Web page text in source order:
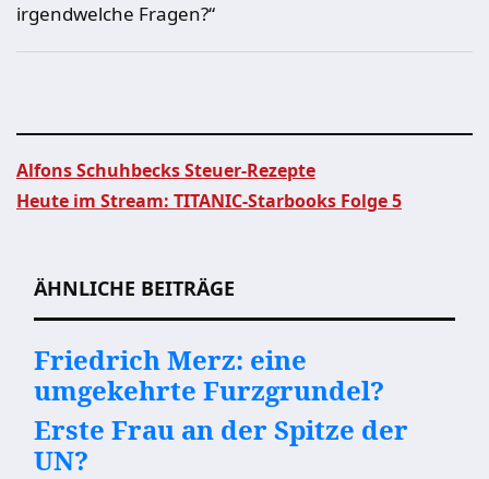
irgendwelche Fragen?“
Alfons Schuhbecks Steuer-Rezepte
Heute im Stream: TITANIC-Starbooks Folge 5
ÄHNLICHE BEITRÄGE
Friedrich Merz: eine
umgekehrte Furzgrundel?
Erste Frau an der Spitze der
UN?